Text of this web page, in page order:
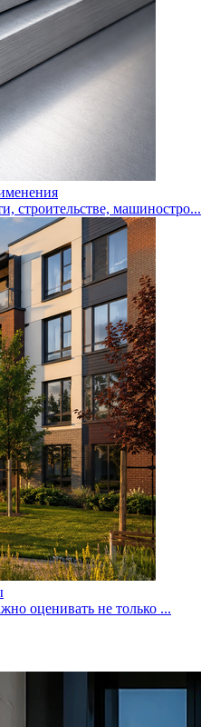
машиностро...
оценивать не только ...